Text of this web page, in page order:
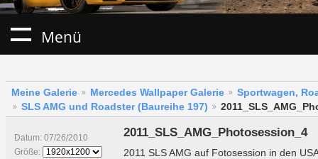
Menü
Meine Galerie Mercedes Wallpaper Galerie
Sportwagen,
SLS AMG und Roadster (Baureihe 197)
Datum: 07/26/2010
Größe:
2011_SLS_AMG_Photosession_4
2011 SLS AMG auf Fotosession in den